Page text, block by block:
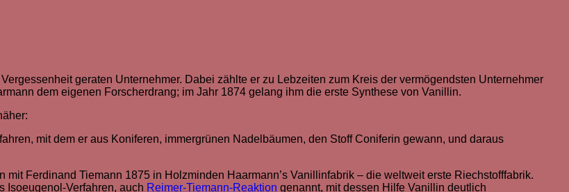
geraten Unternehmer. Dabei zählte er zu Lebzeiten zum Kreis der vermögendsten Unternehmer
dem eigenen Forscherdrang; im Jahr 1874 gelang ihm die erste Synthese von Vanillin.
mit dem er aus Koniferen, immergrünen Nadelbäumen, den Stoff Coniferin gewann, und daraus
Ferdinand Tiemann 1875 in Holzminden Haarmann’s Vanillinfabrik – die weltweit erste Riechstofffabrik.
Isoeugenol-Verfahren, auch Reimer-Tiemann-Reaktion genannt, mit dessen Hilfe Vanillin deutlich